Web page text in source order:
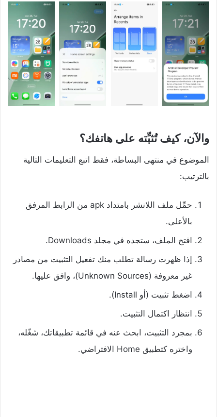
والآن، كيف تُثبِّته على هاتفك؟
الموضوع في منتهى البساطة، فقط اتبع التعليمات التالية
بالترتيب:
حمِّل ملف اللانشر بامتداد apk من الرابط المرفق
بالأعلى.
افتح الملف، ستجده في مجلد Downloads.
إذا ظهرت رسالة تطلب منك تفعيل التثبيت من مصادر
غير معروفة (Unknown Sources)، وافق عليها.
اضغط تثبيت (أو Install).
انتظار اكتمال التثبيت.
بمجرد التثبيت، ابحث عنه في قائمة تطبيقاتك، شغّله،
واختره كتطبيق Home الافتراضي.